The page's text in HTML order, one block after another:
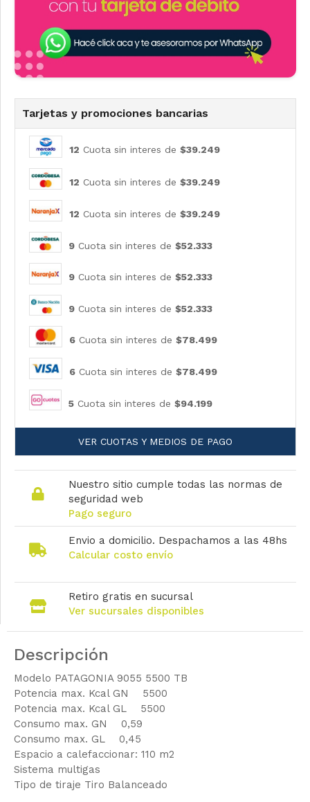
Tarjetas y promociones bancarias
12 Cuota sin interes de$39.249
12 Cuota sin interes de$39.249
12 Cuota sin interes de$39.249
9Cuota sin interes de $52.333
9Cuota sin interes de $52.333
9Cuota sin interes de $52.333
6Cuota sin interes de $78.499
6Cuota sin interes de $78.499
5Cuota sin interes de $94.199
VER CUOTAS Y MEDIOS DE PAGO
Nuestro sitio cumple todas las normas de
seguridad web
Pago seguro
Envio a domicilio. Despachamos a las 48hs
Calcular costo envío
Retiro gratis en sucursal
Ver sucursales disponibles
Descripción
Modelo PATAGONIA 9055 5500 TB
Potencia max. Kcal GN 5500
Potencia max. Kcal GL 5500
Consumo max. GN 0,59
Consumo max. GL 0,45
Espacio a calefaccionar: 110 m2
Sistema multigas
Tipo de tiraje Tiro Balanceado